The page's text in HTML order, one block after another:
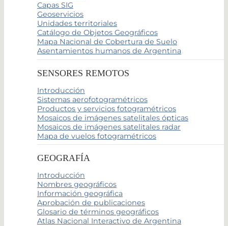
Capas SIG
Geoservicios
Unidades territoriales
Catálogo de Objetos Geográficos
Mapa Nacional de Cobertura de Suelo
Asentamientos humanos de Argentina
SENSORES REMOTOS
Introducción
Sistemas aerofotogramétricos
Productos y servicios fotogramétricos
Mosaicos de imágenes satelitales ópticas
Mosaicos de imágenes satelitales radar
Mapa de vuelos fotogramétricos
GEOGRAFÍA
Introducción
Nombres geográficos
Información geográfica
Aprobación de publicaciones
Glosario de términos geográficos
Atlas Nacional Interactivo de Argentina